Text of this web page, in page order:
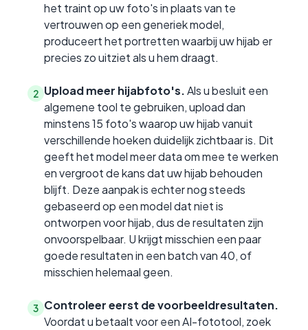
het traint op uw foto's in plaats van te
vertrouwen op een generiek model,
produceert het portretten waarbij uw hijab er
precies zo uitziet als u hem draagt.
2 Upload meer hijabfoto's.Als u besluit een
algemene tool te gebruiken, upload dan
minstens 15 foto's waarop uw hijab vanuit
verschillende hoeken duidelijk zichtbaar is. Dit
geeft het model meer data om mee te werken
en vergroot de kans dat uw hijab behouden
blijft. Deze aanpak is echter nog steeds
gebaseerd op een model dat niet is
ontworpen voor hijab, dus de resultaten zijn
onvoorspelbaar. U krijgt misschien een paar
goede resultaten in een batch van 40, of
misschien helemaal geen.
3 Controleer eerst de voorbeeldresultaten.
Voordat u betaalt voor een AI-fototool, zoek